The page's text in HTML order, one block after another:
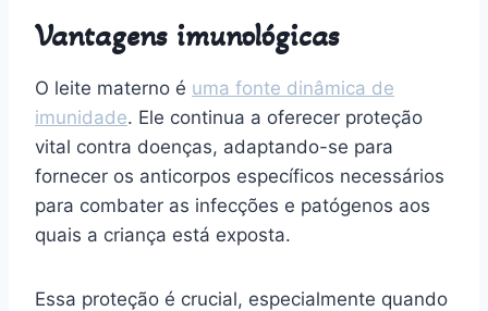
Vantagens imunológicas
O leite materno é uma fonte dinâmica de
imunidade. Ele continua a oferecer proteção
vital contra doenças, adaptando-se para
fornecer os anticorpos específicos necessários
para combater as infecções e patógenos aos
quais a criança está exposta.
Essa proteção é crucial, especialmente quando